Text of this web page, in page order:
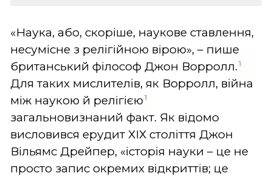
«Наука, або, скоріше, наукове ставлення,
несумісне з релігійною вірою», – пише
британський філософ Джон Ворролл. 1
Для таких мислителів, як Ворролл, війна
між наукою й релігією 1
загальновизнаний факт. Як відомо
висловився ерудит ХІХ століття Джон
Вільямс Дрейпер, «історія науки – це не
просто запис окремих відкриттів; це